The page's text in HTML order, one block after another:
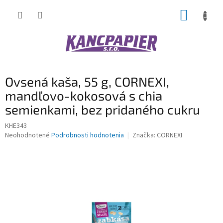
Ovsená kaša, 55 g, CORNEXI,
mandľovo-kokosová s chia
semienkami, bez pridaného cukru
KHE343
Priemerné
Neohodnotené Podrobnosti hodnotenia Značka: CORNEXI